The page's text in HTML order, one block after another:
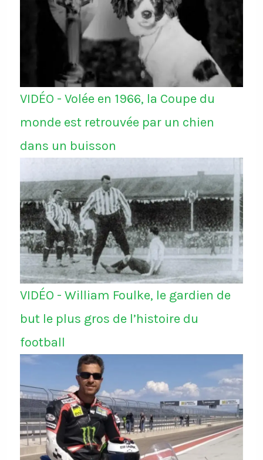
VIDÉO - Volée en 1966, la Coupe du
monde est retrouvée par un chien
dans un buisson
VIDÉO - William Foulke, le gardien de
but le plus gros de l’histoire du
football